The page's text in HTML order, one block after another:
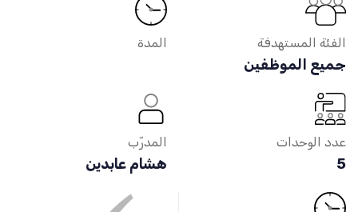
الفئة المستهدفة
جميع الموظفين
المدة
عدد الوحدات
5
المدرّب
هشام عابدين